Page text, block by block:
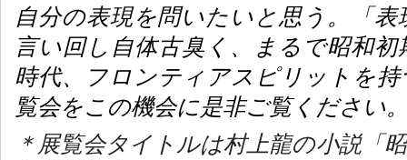
自分の表現を問いたいと思う。「
言い回し自体古臭く、まるで昭和
時代、フロンティアスピリットを
覧会をこの機会に是非ご覧ください
＊展覧会タイトルは村上龍の小説「